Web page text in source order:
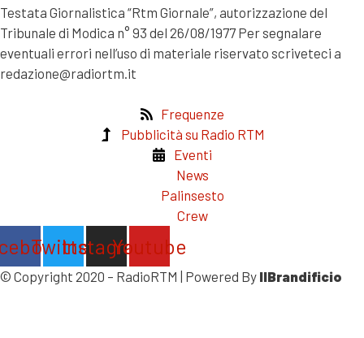
Testata Giornalistica “Rtm Giornale”, autorizzazione del
Tribunale di Modica n° 93 del 26/08/1977 Per segnalare
eventuali errori nell’uso di materiale riservato scriveteci a
redazione@radiortm.it
Frequenze
Pubblicità su Radio RTM
Eventi
News
Palinsesto
Crew
TwitterInstagram
Youtube
© Copyright 2020 – RadioRTM | Powered By IlBrandificio